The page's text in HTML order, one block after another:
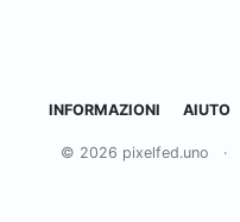
INFORMAZIONI AIUTO
© 2026 pixelfed.uno ·